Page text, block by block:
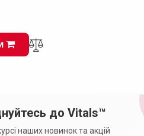
до Vitals™
наших новинок та акцій